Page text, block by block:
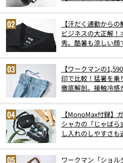
【汗だく通勤から
ビジネスの大正解
秀。酷暑も涼しい顔
【ワークマンの
印で比較！猛暑を乗
徹底解剖。接触冷感
【MonoMax付録】
シャカの「じゃばら
し入れのしやすさも
ワークマン「ショ